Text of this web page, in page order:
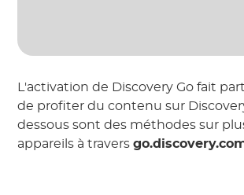
L'activation de Discovery Go fait
de profiter du contenu sur
dessous sont des méthodes sur
appareils à travers